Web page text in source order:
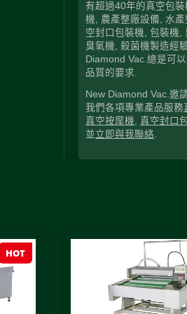
有超過40年的真空包
機, 農產整廠設備, 水
空封口包裝機, 包裝機,
臭氧機, 殺菌機製造經
Diamond Vac.總是可
品質的要求.
New Diamond Vac.邀
我們各項專業產品服務
真空按摩機, 真空封口
並立即與我聯絡.
HOT